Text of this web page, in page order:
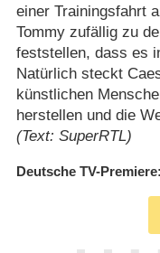
einer Trainingsfahrt
Tommy zufällig zu
feststellen, dass es
Natürlich steckt
künstlichen
herstellen und die
(Text: SuperRTL)
Deutsche TV-Premiere